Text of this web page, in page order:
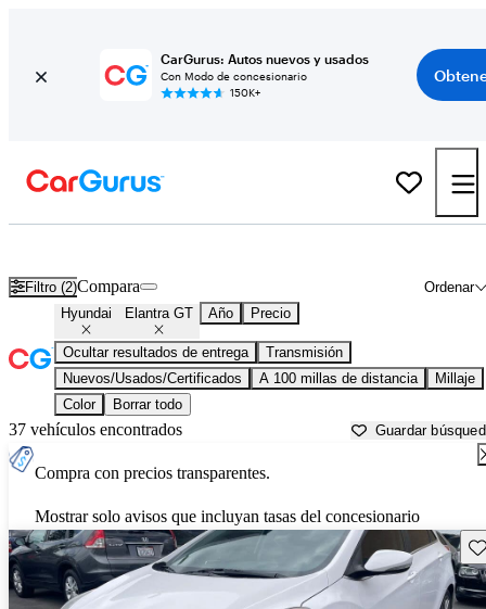
CarGurus: Autos nuevos y usados
Con Modo de concesionario
150K+
Filtro (2) Ordenar
Compara
Hyundai Elantra GT Año Precio
Ocultar resultados de entrega
Transmisión
Nuevos/Usados/Certificados
A 100 millas de distancia
Millaje
Color
Borrar todo
37 vehículos encontrados Guardar
Compra con precios transparentes.
Mostrar solo avisos que incluyan tasas del concesionario